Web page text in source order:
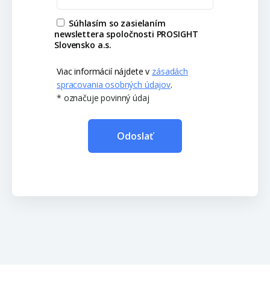
Súhlasím so zasielaním
newslettera spoločnosti PROSIGHT
Slovensko a.s.
Viac informácií nájdete v zásadách
spracovania osobných údajov.
* označuje povinný údaj